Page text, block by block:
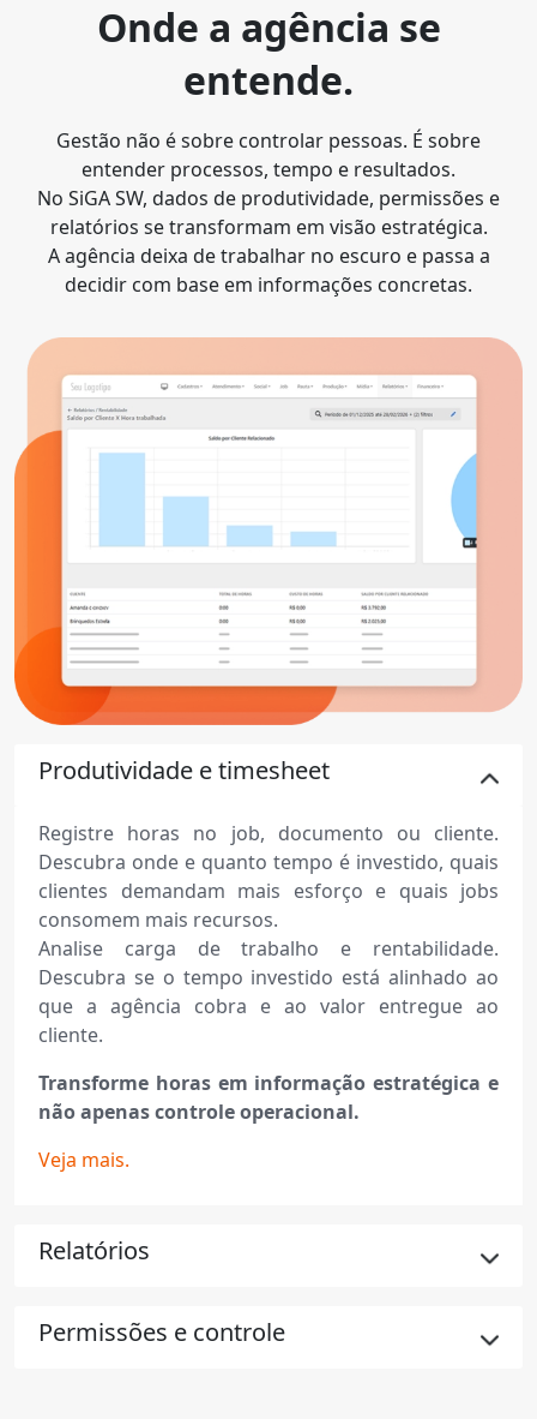
Onde a agência se
entende.
Gestão não é sobre controlar pessoas. É sobre
entender processos, tempo e resultados.
No SiGA SW, dados de produtividade, permissões e
relatórios se transformam em visão estratégica.
A agência deixa de trabalhar no escuro e passa a
decidir com base em informações concretas.
Produtividade e timesheet
Registre horas no job, documento ou cliente.
Descubra onde e quanto tempo é investido, quais
clientes demandam mais esforço e quais jobs
consomem mais recursos.
Analise carga de trabalho e rentabilidade.
Descubra se o tempo investido está alinhado ao
que a agência cobra e ao valor entregue ao
cliente.
Transforme horas em informação estratégica e
não apenas controle operacional.
Veja mais.
Relatórios
Permissões e controle